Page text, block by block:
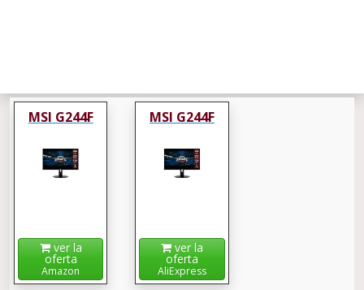
MSI G244F
ver la
oferta
Amazon
MSI G244F
ver la
oferta
AliExpress